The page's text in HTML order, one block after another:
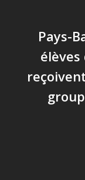
Pays-